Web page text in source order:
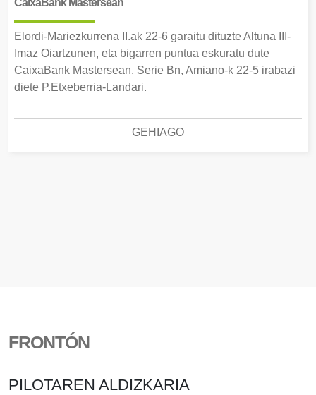
Elordi-Mariezkurrena II.ak 22-6 garaitu dituzte Altuna III-
Imaz Oiartzunen, eta bigarren puntua eskuratu dute
CaixaBank Mastersean. Serie Bn, Amiano-k 22-5 irabazi
diete P.Etxeberria-Landari.
GEHIAGO
FRONTÓN
PILOTAREN ALDIZKARIA